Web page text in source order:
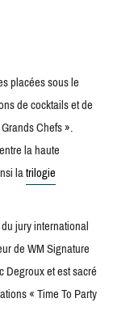
placées sous le
de cocktails et de
Chefs ».
la haute
latrilogie
jury international
de WM Signature
Degroux et est sacré
« Time To Party